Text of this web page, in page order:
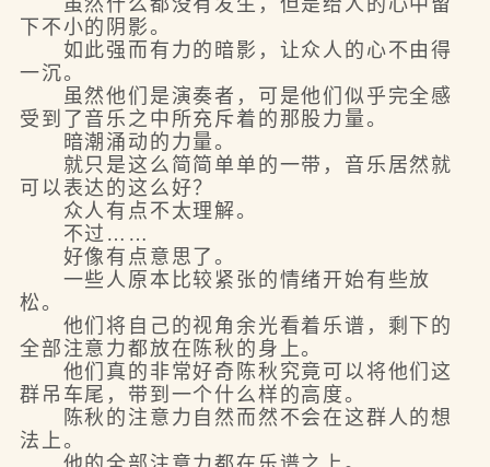
虽然什么都没有发生，但是给人的心中留
下不小的阴影。
如此强而有力的暗影，让众人的心不由得
一沉。
虽然他们是演奏者，可是他们似乎完全感
受到了音乐之中所充斥着的那股力量。
暗潮涌动的力量。
就只是这么简简单单的一带，音乐居然就
可以表达的这么好？
众人有点不太理解。
不过……
好像有点意思了。
一些人原本比较紧张的情绪开始有些放
松。
他们将自己的视角余光看着乐谱，剩下的
全部注意力都放在陈秋的身上。
他们真的非常好奇陈秋究竟可以将他们这
群吊车尾，带到一个什么样的高度。
陈秋的注意力自然而然不会在这群人的想
法上。